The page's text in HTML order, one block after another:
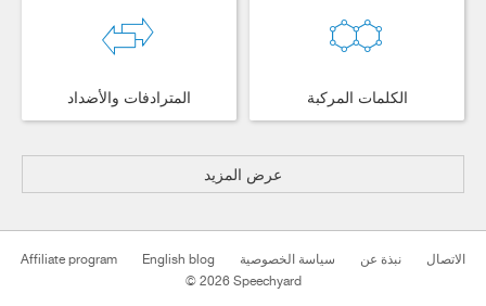
المترادفات والأضداد الكلمات المركبة
عرض المزيد
Affiliate program English blog سياسة الخصوصية نبذة عن
الاتصال
© 2026 Speechyard